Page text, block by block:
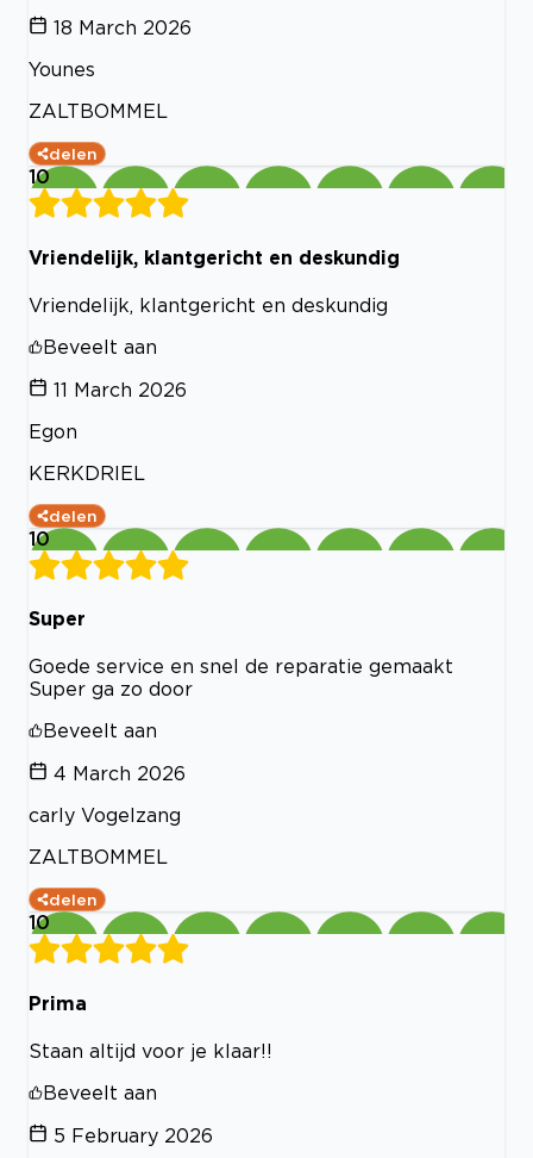
18 March 2026
Younes
ZALTBOMMEL
delen
10
Vriendelijk, klantgericht en deskundig
Vriendelijk, klantgericht en deskundig
Beveelt aan
11 March 2026
Egon
KERKDRIEL
delen
10
Super
Goede service en snel de reparatie gemaakt
Super ga zo door
Beveelt aan
4 March 2026
carly Vogelzang
ZALTBOMMEL
delen
10
Prima
Staan altijd voor je klaar!!
Beveelt aan
5 February 2026